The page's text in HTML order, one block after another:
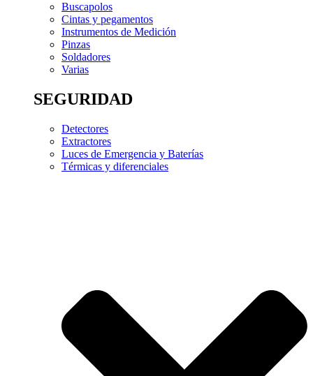
Buscapolos
Cintas y pegamentos
Instrumentos de Medición
Pinzas
Soldadores
Varias
SEGURIDAD
Detectores
Extractores
Luces de Emergencia y Baterías
Térmicas y diferenciales